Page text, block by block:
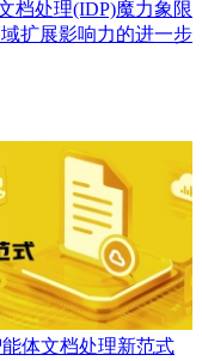
档处理(IDP)魔力象限
扩展影响力的进一步
体文档处理新范式